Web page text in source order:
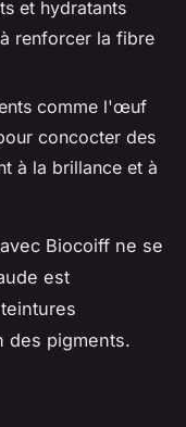
et hydratants
renforcer la fibre
comme l'œuf
concocter des
à la brillance et à
Biocoiff ne se
est
des pigments.